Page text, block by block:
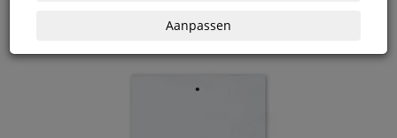
Aanpassen